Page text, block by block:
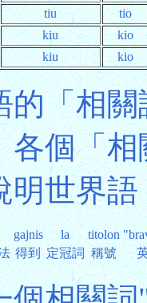
tiu
tio
kiu
kio
kiu kio
的「相
各個「
明世界
gajnis la titolon
得到 定冠詞 稱號